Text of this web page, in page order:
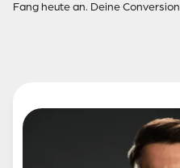
Fang heute an. Deine